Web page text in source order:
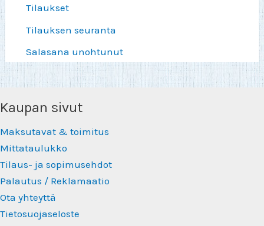
Tilaukset
Tilauksen seuranta
Salasana unohtunut
Kaupan sivut
Maksutavat & toimitus
Mittataulukko
Tilaus- ja sopimusehdot
Palautus / Reklamaatio
Ota yhteyttä
Tietosuojaseloste